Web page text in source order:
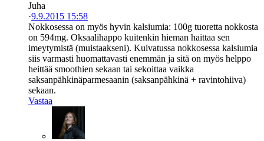
Juha
·9.9.2015 15:58
Nokkosessa on myös hyvin kalsiumia: 100g tuoretta nokkosta
on 594mg. Oksaalihappo kuitenkin hieman haittaa sen
imeytymistä (muistaakseni). Kuivatussa nokkosessa kalsiumia
siis varmasti huomattavasti enemmän ja sitä on myös helppo
heittää smoothien sekaan tai sekoittaa vaikka
saksanpähkinäparmesaanin (saksanpähkinä + ravintohiiva)
sekaan.
Vastaa